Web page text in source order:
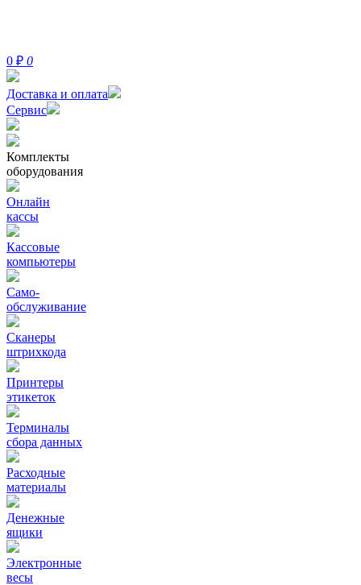
0 ₽ 0
Доставка и оплата
Сервис
Комплекты
оборудования
Онлайн
кассы
Кассовые
компьютеры
Само-
обслуживание
Сканеры
штрихкода
Принтеры
этикеток
Терминалы
сбора данных
Расходные
материалы
Денежные
ящики
Электронные
весы